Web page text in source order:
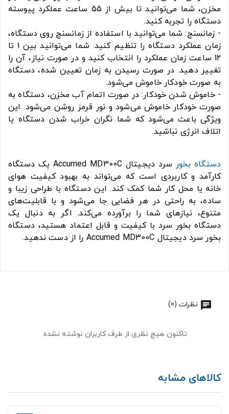
مخزن، شما می‌توانید تا بیش از 55 ساعت عملکرد پیوسته
دستگاه را تجربه کنید.
- زمانسنج: شما می‌توانید با استفاده از زمانسنج روی دستگاه،
زمان عملکرد دستگاه را تنظیم کنید. شما می‌توانید بین 1 تا
12 ساعت زمان عملکرد را انتخاب کنید و در صورت نیاز، آن را
تغییر دهید. در صورت رسیدن به زمان تعیین شده، دستگاه
به صورت خودکار خاموش می‌شود.
- خاموش شدن خودکار: در صورت اتمام آب مخزن، دستگاه به
صورت خودکار خاموش می‌شود و نور قرمز روشن می‌شود. این
ویژگی باعث می‌شود که شما نگران خراب شدن دستگاه یا
اتلاف انرژی نباشید.
دستگاه بخور
سرد دیجیتال Accumed MD300C یک دستگاه
کارآمد و کاربردی است که می‌تواند به بهبود کیفیت هوای
خانه یا محل کار شما کمک کند. این دستگاه با طراحی زیبا و
ساده، به راحتی در هر فضایی جا می‌شود و با قابلیت‌های
متنوع، نیازهای شما را برآورده می‌کند. اگر به دنبال یک
دستگاه بخور سرد با کیفیت و قابل اعتماد هستید، دستگاه
بخور سرد دیجیتال Accumed MD300C را از دست ندهید.
نظرات (0)
تاکنون هیچ نظری از طرف کاربران نوشته نشده.
کالاهای مشابه